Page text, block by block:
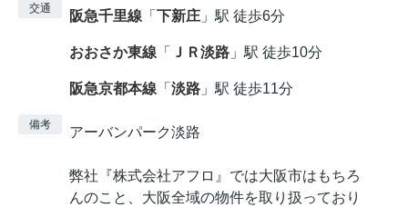
交通 阪急千里線 「 下新庄 」駅 徒歩6分
おおさか東線 「 ＪＲ淡路 」駅 徒歩10分
阪急京都本線 「 淡路 」駅 徒歩11分
備考 アーバンパーク淡路
弊社『株式会社アフロ』では大阪市はもちろ
んのこと、大阪全域の物件を取り扱っており